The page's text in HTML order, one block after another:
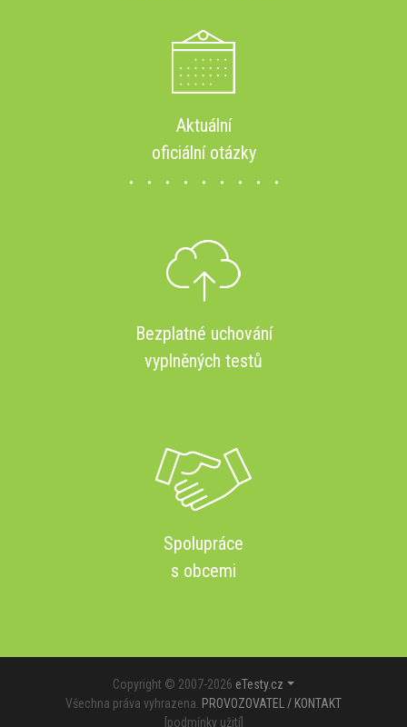
Aktuální
oficiální otázky
Bezplatné uchování
vyplněných testů
Spolupráce
s obcemi
Copyright © 2007-2026 eTesty.cz
Všechna práva vyhrazena. PROVOZOVATEL / KONTAKT
podmínky užití]